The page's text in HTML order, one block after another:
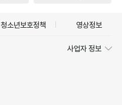
청소년보호정책 영상정보
사업자 정보